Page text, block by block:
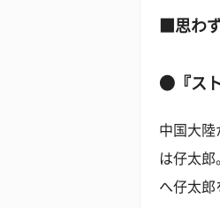
■思わ
●『スト
中国大陸
は仔太郎
へ仔太